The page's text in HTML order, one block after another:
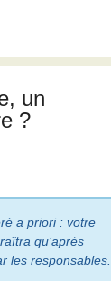
un
?
a priori : votre
qu’après
les responsables.